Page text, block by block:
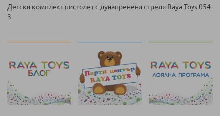
Детски комплект пистолет с дунапренени стрели Raya Toys 054-
3